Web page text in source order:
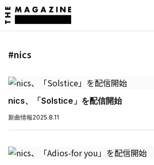
#nics
nics、「Solstice」を配信開始
新曲情報2025.8.11